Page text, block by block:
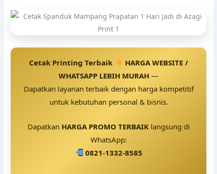
Cetak Printing Terbaik
HARGA WEBSITE /
WHATSAPP LEBIH MURAH —
Dapatkan layanan terbaik dengan harga kompetitif
untuk kebutuhan personal & bisnis.
Dapatkan HARGA PROMO TERBAIKlangsung di
WhatsApp:
0821-1332-8585